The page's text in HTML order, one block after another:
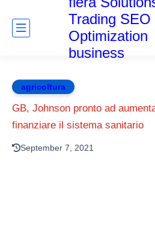
Trading SEO
Optimization
business
agricoltura
GB, Johnson pronto ad
finanziare il sistema sanitario
September 7, 2021